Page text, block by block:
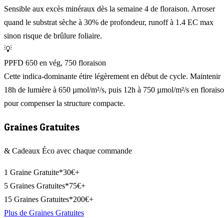
Sensible aux excès minéraux dès la semaine 4 de floraison. Arroser
quand le substrat sèche à 30% de profondeur, runoff à 1.4 EC max
sinon risque de brûlure foliaire.
💡
PPFD 650 en vég, 750 floraison
Cette indica-dominante étire légèrement en début de cycle. Maintenir
18h de lumière à 650 µmol/m²/s, puis 12h à 750 µmol/m²/s en
pour compenser la structure compacte.
Graines Gratuites
& Cadeaux Éco avec chaque commande
1 Graine Gratuite*30€+
5 Graines Gratuites*75€+
15 Graines Gratuites*200€+
Plus de Graines Gratuites